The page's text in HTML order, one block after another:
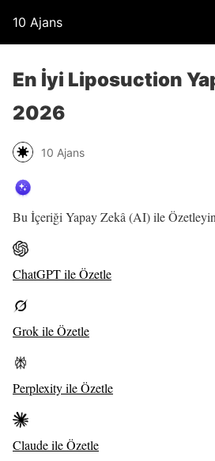
10 Ajans
En İyi Liposuction
2026
10 Ajans
Bu İçeriği Yapay Zekâ (AI) ile
ChatGPT ile Özetle
Grok ile Özetle
Perplexity ile Özetle
Claude ile Özetle